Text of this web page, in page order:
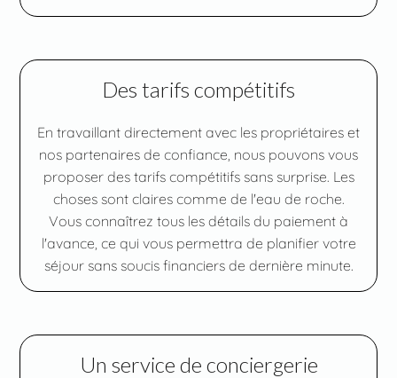
Des tarifs compétitifs
En travaillant directement avec les propriétaires et
nos partenaires de confiance, nous pouvons vous
proposer des tarifs compétitifs sans surprise. Les
choses sont claires comme de l'eau de roche.
Vous connaîtrez tous les détails du paiement à
l'avance, ce qui vous permettra de planifier votre
séjour sans soucis financiers de dernière minute.
Un service de conciergerie